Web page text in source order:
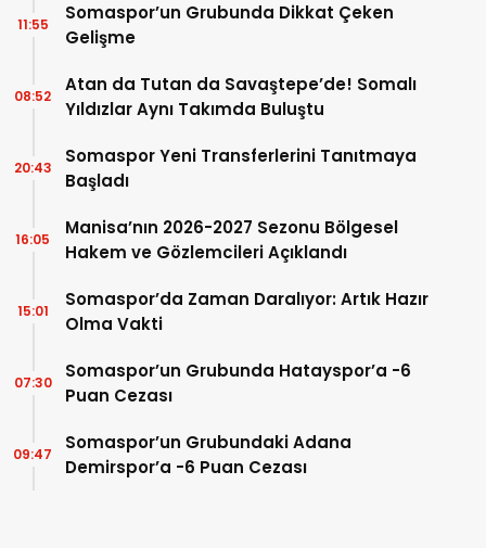
Somaspor’un Grubunda Dikkat Çeken
Gelişme
11:55
Atan da Tutan da Savaştepe’de! Somalı
Yıldızlar Aynı Takımda Buluştu
08:52
Somaspor Yeni Transferlerini Tanıtmaya
Başladı
20:43
Manisa’nın 2026-2027 Sezonu Bölgesel
Hakem ve Gözlemcileri Açıklandı
16:05
Somaspor’da Zaman Daralıyor: Artık Hazır
Olma Vakti
15:01
Somaspor’un Grubunda Hatayspor’a -6
Puan Cezası
07:30
Somaspor’un Grubundaki Adana
Demirspor’a -6 Puan Cezası
09:47